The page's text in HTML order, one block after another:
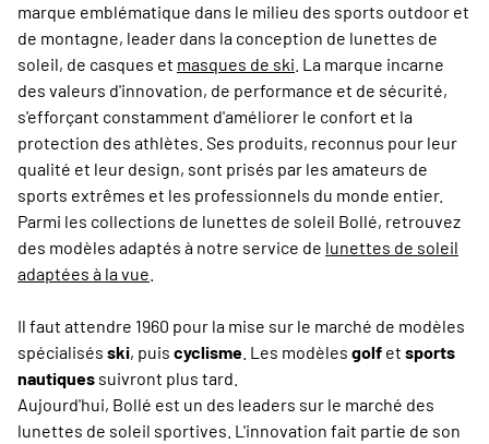
marque emblématique dans le milieu des sports outdoor et
de montagne, leader dans la conception de lunettes de
soleil, de casques et masques de ski . La marque incarne
des valeurs d'innovation, de performance et de sécurité,
s'efforçant constamment d'améliorer le confort et la
protection des athlètes. Ses produits, reconnus pour leur
qualité et leur design, sont prisés par les amateurs de
sports extrêmes et les professionnels du monde entier.
Parmi les collections de lunettes de soleil Bollé, retrouvez
des modèles adaptés à notre service de lunettes de soleil
adaptées à la vue
Il faut attendre 1960 pour la mise sur le marché de modèles
spécialisés ski, puis cyclisme . Les modèles golf et sports
nautiques suivront plus tard.
Aujourd'hui, Bollé est un des leaders sur le marché des
lunettes de soleil sportives. L'innovation fait partie de son